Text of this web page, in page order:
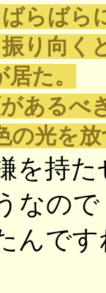
らばら
り向く
た。
あるべ
の光を
持た
なので
んです